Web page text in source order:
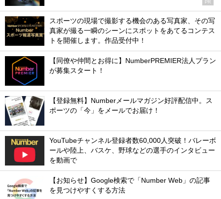
PR
スポーツの現場で撮影する機会のある写真家、その写
真家が撮る一瞬のシーンにスポットをあてるコンテス
トを開催します。作品受付中！
【同僚や仲間とお得に】NumberPREMIER法人プラン
が募集スタート！
【登録無料】Numberメールマガジン好評配信中。ス
ポーツの「今」をメールでお届け！
YouTubeチャンネル登録者数60,000人突破！バレーボ
ールや陸上、バスケ、野球などの選手のインタビュー
を動画で
【お知らせ】Google検索で「Number Web」の記事
を見つけやすくする方法